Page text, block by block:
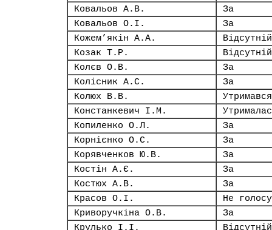
Ковальов А.В.
За
Ковальов О.І.
За
Кожем’якін А.А.
Відсутній
Козак Т.Р.
Відсутній
Колєв О.В.
За
Колісник А.С.
За
Колюх В.В.
Утримався
Констанкевич І.М.
Копиленко О.Л.
За
Корнієнко О.С.
За
Корявченков Ю.В.
За
Костін А.Є.
За
Костюх А.В.
За
Красов О.І.
Не
Криворучкіна О.В.
За
Крулько І.І.
Відсутній